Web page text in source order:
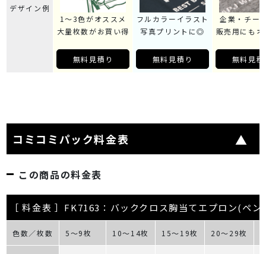
デザイン例
1～3色がオススメ
大量枚数がお買い得
無料見積り
フルカラーイラスト
写真プリントに◎
無料見積り
企業・チー
販売用にも
無料見積
コミコミパック料金表
この商品の料金表
［ 料金表 ］FK7163：バッククロス胸当てエプロン(ペン
色数／枚数 5～9枚 10～14枚 15～19枚 20～29枚